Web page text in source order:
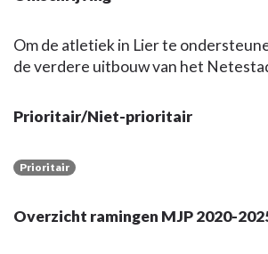
Om de atletiek in Lier te
de verdere uitbouw van het
Prioritair/Niet-prioritair
Prioritair
Overzicht ramingen MJP 2020-